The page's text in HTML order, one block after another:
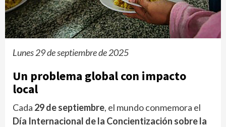
Lunes 29 de septiembre de 2025
Un problema global con impacto
local
Cada 29 de septiembre, el mundo conmemora el
Día Internacional de la Concientización sobre la